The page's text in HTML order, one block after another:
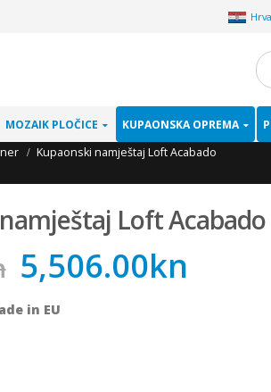
MOZAIK PLOČICE KUPAONSKA OPREMA
Kupaonski namještaj Loft Acabado
Loft Acabado
5,506.00kn
in EU